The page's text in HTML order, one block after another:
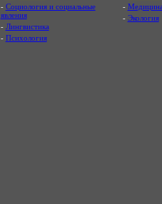
- Социология и социальные
явления
- Лингвистика
- Психология
- Медицина
- Экология